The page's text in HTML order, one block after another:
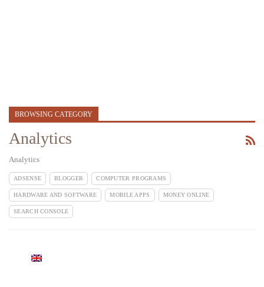
BROWSING CATEGORY
Analytics
Analytics
ADSENSE BLOGGER COMPUTER PROGRAMS
HARDWARE AND SOFTWARE MOBILE APPS MONEY ONLINE
SEARCH CONSOLE